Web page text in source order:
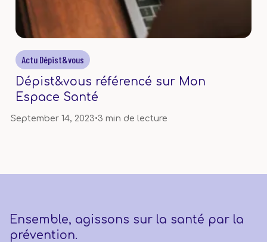
Actu Dépist&vous
Dépist&vous référencé sur Mon
Espace Santé
September 14, 2023•3 min de lecture
Ensemble, agissons sur la santé par la
prévention.